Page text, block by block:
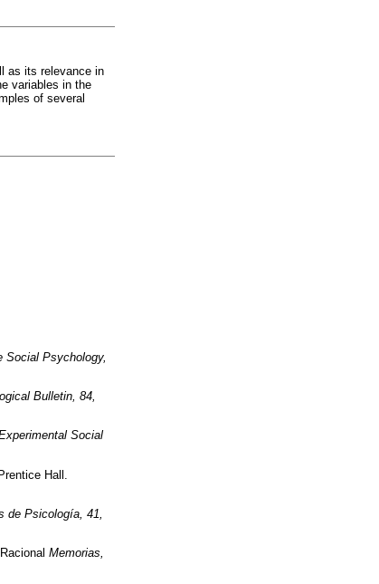
as its relevance in
variables in the
of several
Social Psychology,
Bulletin, 84,
Social
Hall.
de Psicología, 41,
Memorias,